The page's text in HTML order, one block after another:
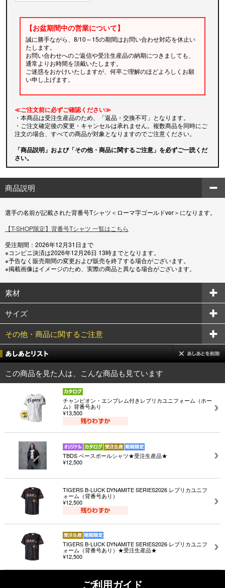
【お盆期間中の営業について】
誠に勝手ながら、8/10～15の期間はお問い合わせ対応を休止い
たします。
お問い合わせへのご返信や受注生産品の納期につきましても、
通常よりお時間を頂戴いたします。
ご迷惑をおかけいたしますが、何卒ご理解のほどよろしくお願
い申し上げます。
≪ご注文前に必ずご確認ください≫
・本商品は受注生産品のため、「返品・交換不可」となります。
・ご注文確定後の変更・キャンセルは承れません。複数商品を同時にご
注文の場合、すべての商品が対象となりますのでご注意ください。
「商品説明」および「その他・商品に関するご注意」を必ずご一読くだ
さい。
商品説明
選手の名前が記載された背番号Tシャツ＜ローマ字ゴールドver＞になります。
【T-SHOP限定】背番号Tシャツ 一覧はこちら
受注期間：2026年12月31日まで
※コンビニ決済は2026年12月26日 13時までとなります。
※予告なく販売期間の変更および販売を終了する場合がございます。
※掲載画像はイメージのため、実際の商品と異なる場合がございます。
素材
サイズ
その他・商品に関するご注意
この商品を見た人は、こんな商品も見ています
チャンピオン・エンブレム付きレプリカユニフォーム（ホー
ム）背番号あり
¥13,500
TBDS ベースボールシャツ★受注生産品★
¥12,500
TIGERS B-LUCK DYNAMITE SERIES2026 レプリカユニフ
ォーム（背番号あり）
¥12,500
TIGERS B-LUCK DYNAMITE SERIES2026 レプリカユニフ
ォーム（背番号あり）★受注生産品★
¥12,500
ご利用ガイド